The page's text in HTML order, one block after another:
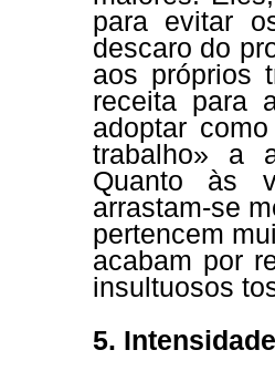
para evitar
descaro do
aos próprios
receita para
adoptar
trabalho» a
Quanto às
arrastam-se
pertencem
acabam por
insultuosos
5.